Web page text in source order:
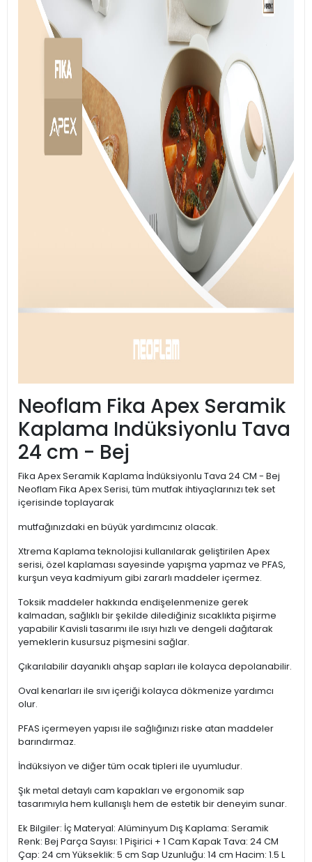
Neoflam Fika Apex Seramik
Kaplama Indüksiyonlu Tava
24 cm - Bej
Fika Apex Seramik Kaplama İndüksiyonlu Tava 24 CM - Bej
Neoflam Fika Apex Serisi, tüm mutfak ihtiyaçlarınızı tek set
içerisinde toplayarak
mutfağınızdaki en büyük yardımcınız olacak.
Xtrema Kaplama teknolojisi kullanılarak geliştirilen Apex
serisi, özel kaplaması sayesinde yapışma yapmaz ve PFAS,
kurşun veya kadmiyum gibi zararlı maddeler içermez.
Toksik maddeler hakkında endişelenmenize gerek
kalmadan, sağlıklı bir şekilde dilediğiniz sıcaklıkta pişirme
yapabilir Kavisli tasarımı ile ısıyı hızlı ve dengeli dağıtarak
yemeklerin kusursuz pişmesini sağlar.
Çıkarılabilir dayanıklı ahşap sapları ile kolayca depolanabilir.
Oval kenarları ile sıvı içeriği kolayca dökmenize yardımcı
olur.
PFAS içermeyen yapısı ile sağlığınızı riske atan maddeler
barındırmaz.
İndüksiyon ve diğer tüm ocak tipleri ile uyumludur.
Şık metal detaylı cam kapakları ve ergonomik sap
tasarımıyla hem kullanışlı hem de estetik bir deneyim sunar.
Ek Bilgiler: İç Materyal: Alüminyum Dış Kaplama: Seramik
Renk: Bej Parça Sayısı: 1 Pişirici + 1 Cam Kapak Tava: 24 CM
Çap: 24 cm Yükseklik: 5 cm Sap Uzunluğu: 14 cm Hacim: 1.5 L